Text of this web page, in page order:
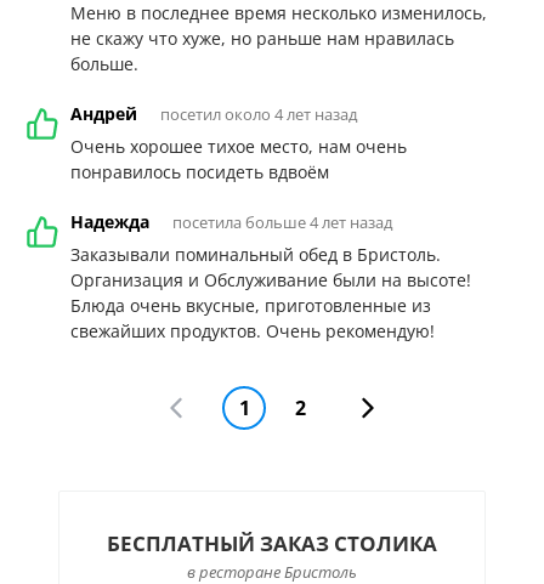
Меню в последнее время несколько изменилось,
не скажу что хуже, но раньше нам нравилась
больше.
Андрей посетил около 4 лет назад
Очень хорошее тихое место, нам очень
понравилось посидеть вдвоём
Надежда посетила больше 4 лет назад
Заказывали поминальный обед в Бристоль.
Организация и Обслуживание были на высоте!
Блюда очень вкусные, приготовленные из
свежайших продуктов. Очень рекомендую!
1 2
БЕСПЛАТНЫЙ ЗАКАЗ СТОЛИКА
в ресторане Бристоль